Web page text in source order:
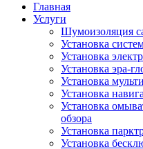
Главная
Услуги
Шумоизоляция
Установка
Установка
Установка эра-
Установка
Установка
Установка
обзора
Установка
Установка